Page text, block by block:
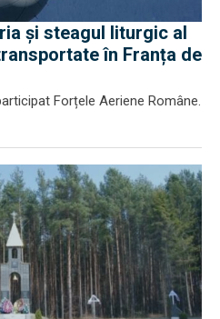
și steagul liturgic al
în Franța de
Forțele Aeriene Române.